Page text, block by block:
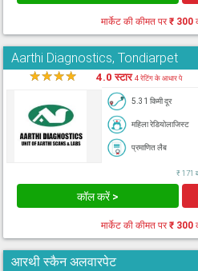
मार्केट की कीमत पर₹ 300
Aarthi Diagnostics, Tondiarpet
★★★★ 4.0 स्टार4 रेटिंग के आधार पे
5.31 किमी दूर
महिला रेडियोलाजिस्ट
प्रमाणित लैब
₹ 171
कॉल करें >
मार्केट की कीमत पर₹ 300
आरथी स्कैन अलवारपेट